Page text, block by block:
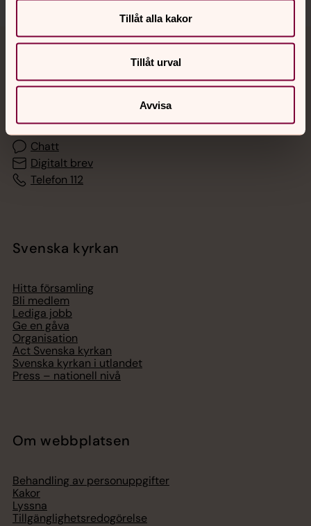
Tillåt alla kakor
Tillåt urval
Avvisa
Jourhavande präst
Akut samtals- och krisstöd. Prata eller chatta anonymt
med en präst på kvällar och nätter.
Chatt
Digitalt brev
Telefon 112
Svenska kyrkan
Hitta församling
Bli medlem
Lediga jobb
Ge en gåva
Organisation
Act Svenska kyrkan
Svenska kyrkan i utlandet
Press – nationell nivå
Om webbplatsen
Behandling av personuppgifter
Kakor
Lyssna
Tillgänglighetsredogörelse